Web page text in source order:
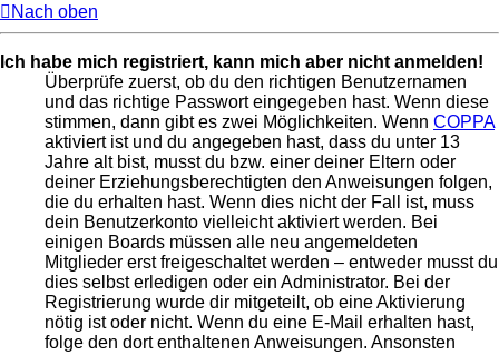
Nach oben
Ich habe mich registriert, kann mich aber nicht anmelden!
Überprüfe zuerst, ob du den richtigen Benutzernamen
und das richtige Passwort eingegeben hast. Wenn diese
stimmen, dann gibt es zwei Möglichkeiten. Wenn COPPA
aktiviert ist und du angegeben hast, dass du unter 13
Jahre alt bist, musst du bzw. einer deiner Eltern oder
deiner Erziehungsberechtigten den Anweisungen folgen,
die du erhalten hast. Wenn dies nicht der Fall ist, muss
dein Benutzerkonto vielleicht aktiviert werden. Bei
einigen Boards müssen alle neu angemeldeten
Mitglieder erst freigeschaltet werden – entweder musst du
dies selbst erledigen oder ein Administrator. Bei der
Registrierung wurde dir mitgeteilt, ob eine Aktivierung
nötig ist oder nicht. Wenn du eine E-Mail erhalten hast,
folge den dort enthaltenen Anweisungen. Ansonsten